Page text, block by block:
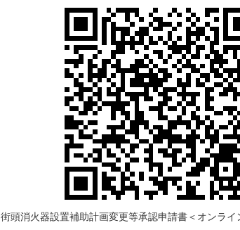
街頭消火器設置補助計画変更等承認申請書＜オンライ